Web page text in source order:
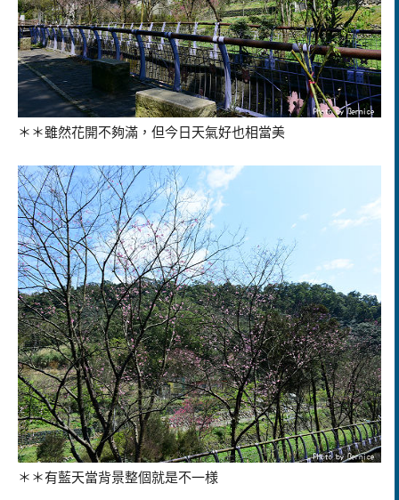
＊＊雖然花開不夠滿，但今日天氣好也相當美
＊＊有藍天當背景整個就是不一様